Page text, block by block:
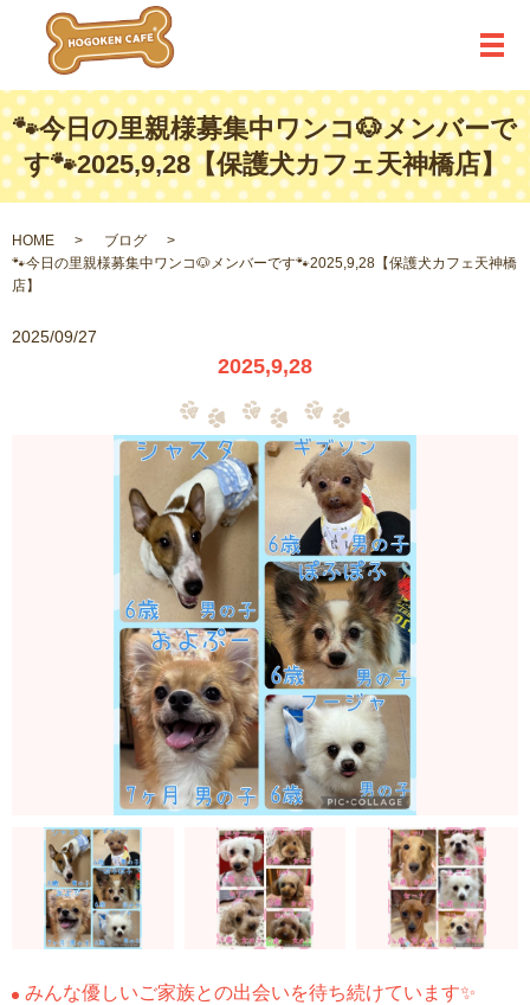
メ
🐾今日の里親様募集中ワンコ🐶メンバーで
す🐾2025,9,28【保護犬カフェ天神橋店】
HOME
ブログ
🐾今日の里親様募集中ワンコ🐶メンバーです🐾2025,9,28【保護犬カフェ天神橋
店】
2025/09/27
2025,9,28
みんな優しいご家族との出会いを待ち続けています✨